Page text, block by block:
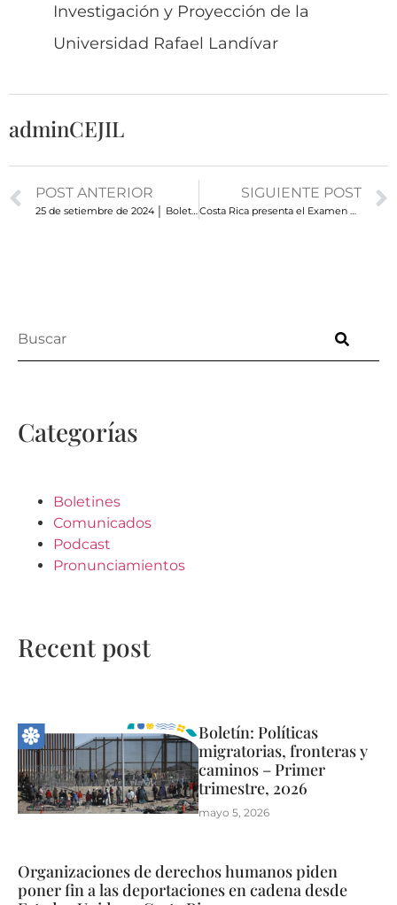
Categorías
Boletines
Comunicados
Podcast
Pronunciamientos
Recent post
Boletín: Políticas
migratorias, fronteras y
caminos – Primer
trimestre, 2026
mayo 5, 2026
Organizaciones de derechos humanos piden
poner fin a las deportaciones en cadena desde
Investigación y Proyección de la
Universidad Rafael Landívar
adminCEJIL
POST ANTERIOR SIGUIENTE POST